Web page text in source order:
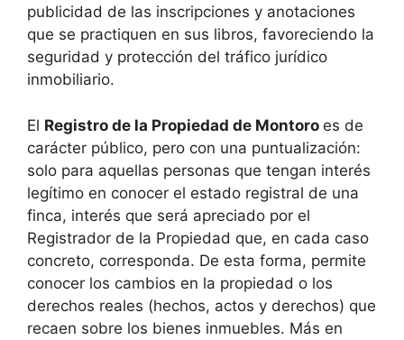
publicidad de las inscripciones y anotaciones
que se practiquen en sus libros, favoreciendo la
seguridad y protección del tráfico jurídico
inmobiliario.
El Registro de la Propiedad de Montoro es de
carácter público, pero con una puntualización:
solo para aquellas personas que tengan interés
legítimo en conocer el estado registral de una
finca, interés que será apreciado por el
Registrador de la Propiedad que, en cada caso
concreto, corresponda. De esta forma, permite
conocer los cambios en la propiedad o los
derechos reales (hechos, actos y derechos) que
recaen sobre los bienes inmuebles. Más en